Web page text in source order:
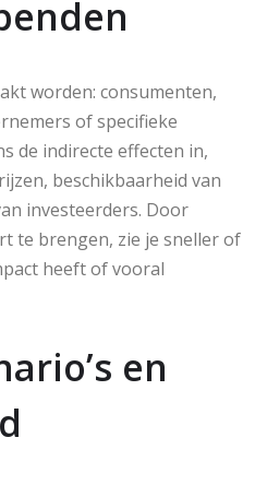
worden: consumenten,
of specifieke
de indirecte effecten in,
beschikbaarheid van
investeerders. Door
te brengen, zie je sneller of
heeft of vooral
en